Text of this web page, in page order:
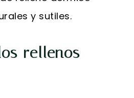
y sutiles.
rellenos